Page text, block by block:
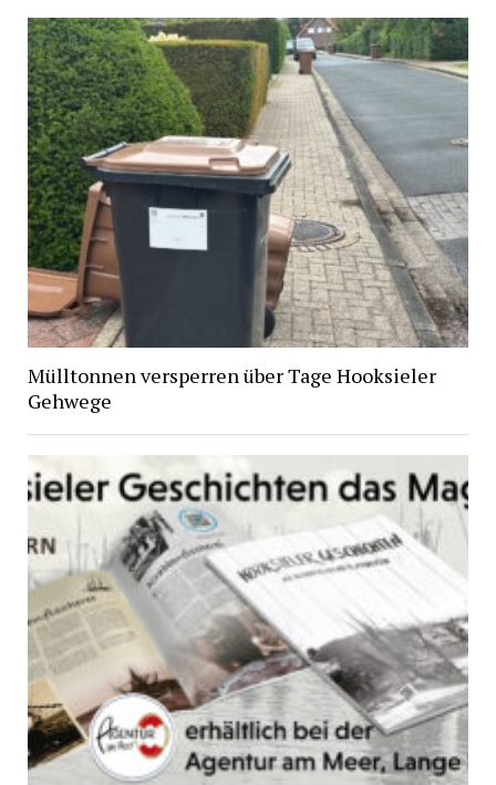
Mülltonnen versperren über Tage Hooksieler
Gehwege